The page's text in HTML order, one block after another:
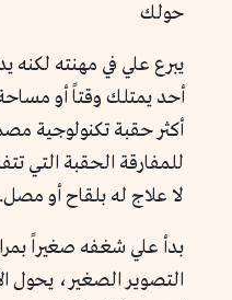
حولك
يبرع علي في مهنته لكنه
أحد يمتلك وقتاً أو
أكثر حقبة تكنولوجية
للمفارقة الحقبة التي
لا علاج له بلقاح أو مصل.
بدأ علي شغفه صغيراً
التصوير الصغير، يحول